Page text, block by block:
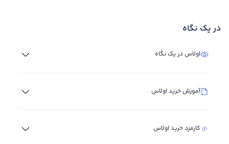
در یک نگاه
اولاس در یک نگاه
آموزش خرید اولاس
کارمزد خرید اولاس